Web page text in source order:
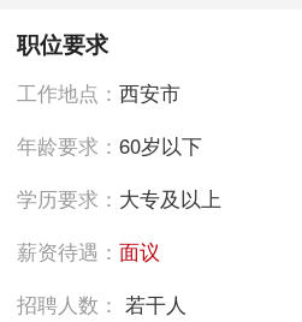
职位要求
工作地点：西安市
年龄要求：60岁以下
学历要求： 大专及以上
薪资待遇：面议
招聘人数：若干人